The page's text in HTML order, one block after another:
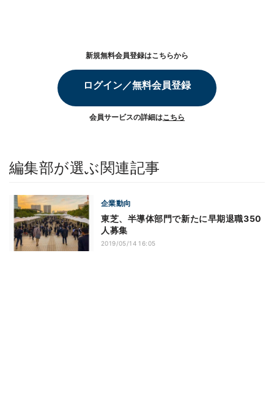
新規無料会員登録はこちらから
ログイン／無料会員登録
会員サービスの詳細はこちら
編集部が選ぶ関連記事
企業動向
東芝、半導体部門で新たに早期退職350
人募集
2019/05/14 16:05